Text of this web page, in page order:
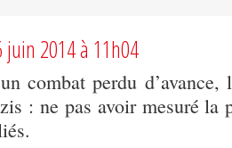
juin 2014 à 11h04
combat perdu
: ne pas avoir mesuré la